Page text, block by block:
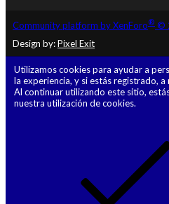
Community platform by XenForo® ©
Design by:Pixel Exit
Utilizamos cookies para ayudar a
la experiencia, y si estás registrado,
Al continuar utilizando este sitio,
nuestra utilización de cookies.